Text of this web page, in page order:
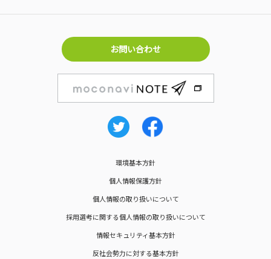
環境基本方針
個人情報保護方針
個人情報の取り扱いについて
採用選考に関する個人情報の取り扱いについて
情報セキュリティ基本方針
反社会勢力に対する基本方針
お問い合わせ